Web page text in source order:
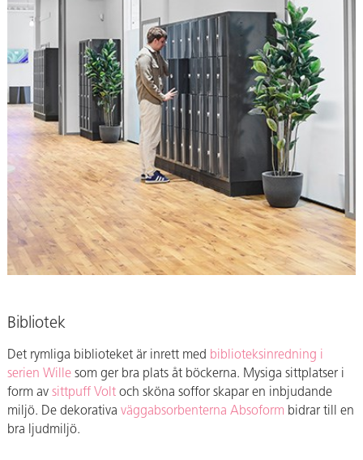
Bibliotek
Det rymliga biblioteket är inrett med biblioteksinredning i
serien Wille som ger bra plats åt böckerna. Mysiga sittplatser i
form av sittpuff Volt och sköna soffor skapar en inbjudande
miljö. De dekorativa väggabsorbenterna Absoform bidrar till en
bra ljudmiljö.